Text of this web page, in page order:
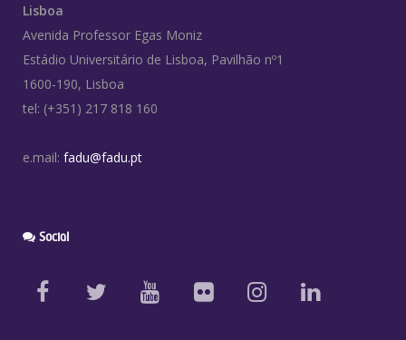
Lisboa
Avenida Professor Egas Moniz
Estádio Universitário de Lisboa, Pavilhão nº1
1600-190, Lisboa
tel: (+351) 217 818 160
e.mail: fadu@fadu.pt
Social